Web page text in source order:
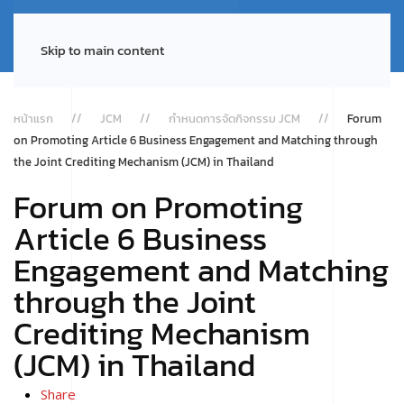
Skip to main content
หน้าแรก JCM กำหนดการจัดกิจกรรม JCM
Forum
on Promoting Article 6 Business Engagement and Matching through
the Joint Crediting Mechanism (JCM) in Thailand
Forum on Promoting
Article 6 Business
Engagement and Matching
through the Joint
Crediting Mechanism
(JCM) in Thailand
Share